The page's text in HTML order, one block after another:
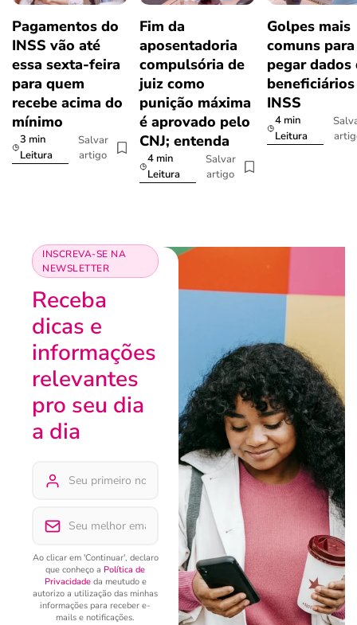
Pagamentos do
INSS vão até
essa sexta-feira
para quem
recebe acima do
mínimo
3 min
Leitura
Salvar
artigo
Fim da
aposentadoria
compulsória de
juiz como
punição máxima
é aprovado pelo
CNJ; entenda
4 min
Leitura
Salvar
artigo
Golpes mais
comuns para
pegar dados
beneficiários
INSS
4 min
Leitura
INSCREVA-SE NA
NEWSLETTER
Receba
dicas e
informações
relevantes
pro seu dia
a dia
Ao clicar em 'Continuar', declaro
que conheço a Política de
Privacidadeda meutudo e
autorizo a utilização das minhas
informações para receber e-
mails e notificações.